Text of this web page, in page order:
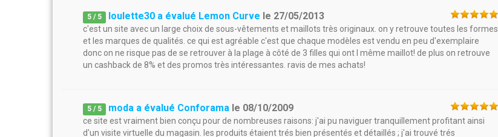
5 / 5 loulette30 a évalué Lemon Curve le 27/05/2013
c'est un site avec un large choix de sous-vêtements et maillots très originaux. on y retrouve toutes les formes
et les marques de qualités. ce qui est agréable c'est que chaque modèles est vendu en peu d'exemplaire
donc on ne risque pas de se retrouver à la plage à côté de 3 filles qui ont l même maillot! de plus on retrouve
un cashback de 8% et des promos très intéressantes. ravis de mes achats!
5 / 5 moda a évalué Conforama le 08/10/2009
ce site est vraiment bien conçu pour de nombreuses raisons: j'ai pu naviguer tranquillement profitant ainsi
d'un visite virtuelle du magasin. les produits étaient trés bien présentés et détaillés ; j'ai trouvé trés